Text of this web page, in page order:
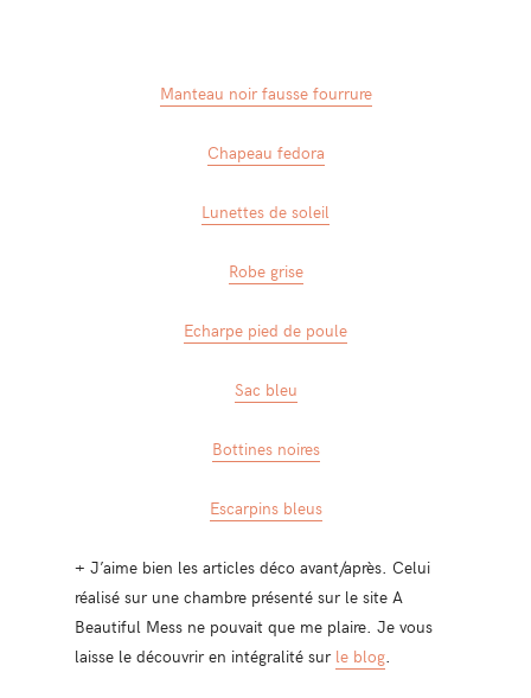
Manteau noir fausse fourrure
Chapeau fedora
Lunettes de soleil
Robe grise
Echarpe pied de poule
Sac bleu
Bottines noires
Escarpins bleus
+ J’aime bien les articles déco avant/après. Celui
réalisé sur une chambre présenté sur le site A
Beautiful Mess ne pouvait que me plaire. Je vous
laisse le découvrir en intégralité sur le blog.